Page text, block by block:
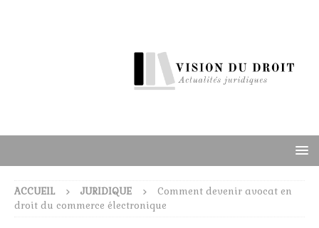
ACCUEIL JURIDIQUE
Comment devenir avocat en
droit du commerce électronique